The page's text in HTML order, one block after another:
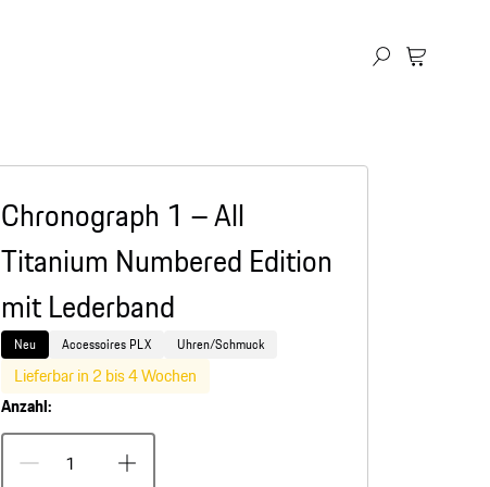
Chronograph 1 – All
Titanium Numbered Edition
mit Lederband
Neu Accessoires PLX Uhren/Schmuck
Lieferbar in 2 bis 4 Wochen
Anzahl: